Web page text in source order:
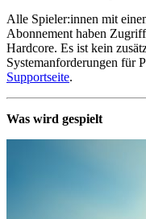
Alle Spieler:innen mit
Abonnement haben
Hardcore. Es ist kein
Systemanforderungen für
Supportseite.
Was wird gespielt